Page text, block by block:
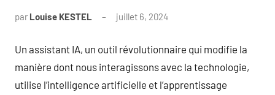
par Louise KESTEL juillet 6, 2024
Un assistant IA, un outil révolutionnaire qui modifie la
manière dont nous interagissons avec la technologie,
utilise l’intelligence artificielle et l’apprentissage